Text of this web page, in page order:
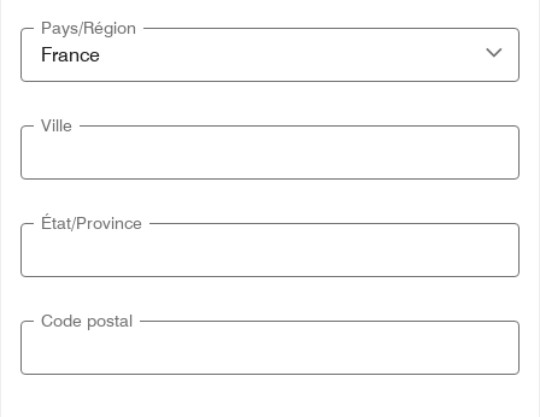
Pays/Région
Ville
État/Province
Code postal